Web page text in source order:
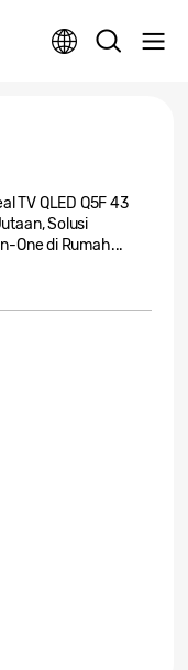
TV QLED Q5F 43
Solusi
One di Rumah...